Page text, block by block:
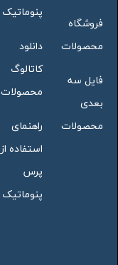
فروشگاه
محصولات
فایل سه
بعدی
محصولات
پنوماتیک
دانلود
کاتالوگ
محصولات
راهنمای
استفاده از
پرس
پنوماتیک